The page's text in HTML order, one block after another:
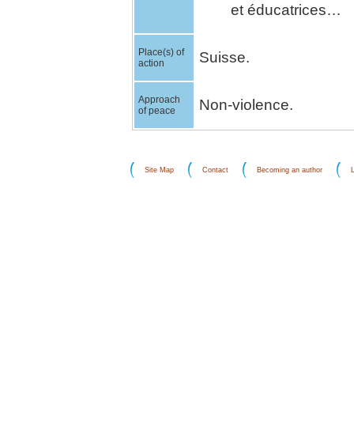
et éducatrices…
Place(s) of
action
Suisse.
Approach
of peace
Non-violence.
Site Map Contact Becoming an author